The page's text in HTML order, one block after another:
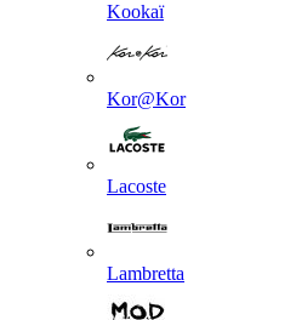
Kookaї
Kor@Kor
Lacoste
Lambretta